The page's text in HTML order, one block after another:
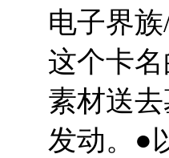
电子界族
这个卡
素材送
发动。●